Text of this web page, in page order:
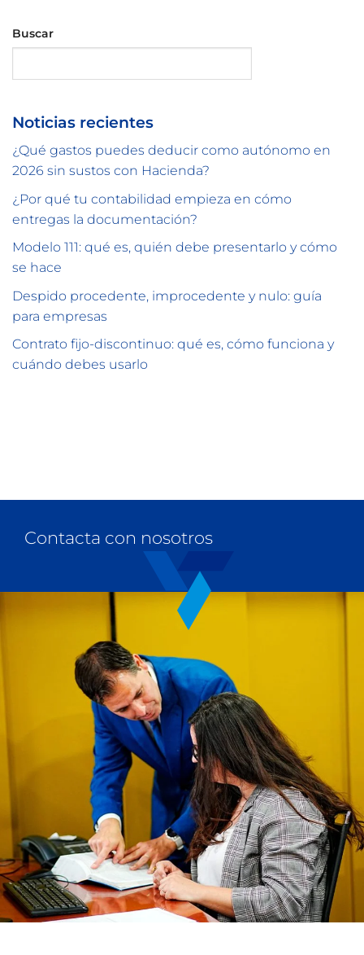
Buscar
Noticias recientes
¿Qué gastos puedes deducir como autónomo en
2026 sin sustos con Hacienda?
¿Por qué tu contabilidad empieza en cómo
entregas la documentación?
Modelo 111: qué es, quién debe presentarlo y cómo
se hace
Despido procedente, improcedente y nulo: guía
para empresas
Contrato fijo-discontinuo: qué es, cómo funciona y
cuándo debes usarlo
Contacta con nosotros